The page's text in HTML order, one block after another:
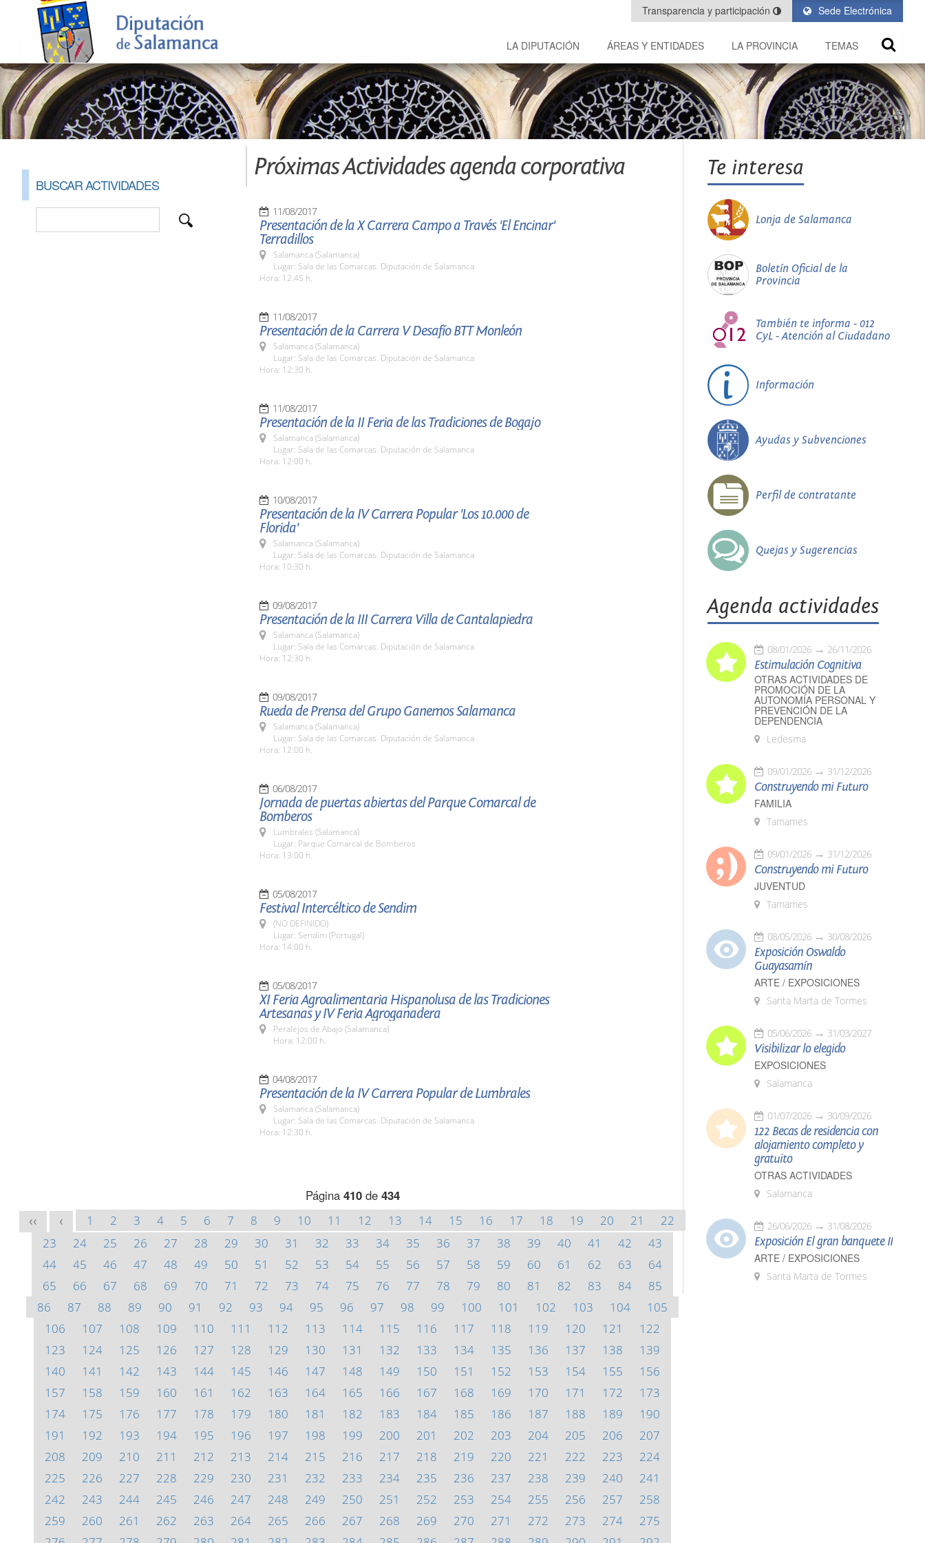
Sede Electrónica
Transparencia y participación
LA DIPUTACIÓN ÁREAS Y ENTIDADES LA PROVINCIA TEMAS
BUSCAR ACTIVIDADES
Próximas Actividades agenda corporativa
11/08/2017
Presentación de la X Carrera Campo a Través 'El Encinar'
Terradillos
Salamanca (Salamanca)
Lugar: Sala de las Comarcas. Diputación de Salamanca
Hora: 12:45 h.
11/08/2017
Presentación de la Carrera V Desafío BTT Monleón
Salamanca (Salamanca)
Lugar: Sala de las Comarcas. Diputación de Salamanca
Hora: 12:30 h.
11/08/2017
Presentación de la II Feria de las Tradiciones de Bogajo
Salamanca (Salamanca)
Lugar: Sala de las Comarcas. Diputación de Salamanca
Hora: 12:00 h.
10/08/2017
Presentación de la IV Carrera Popular 'Los 10.000 de
Florida'
Salamanca (Salamanca)
Lugar: Sala de las Comarcas. Diputación de Salamanca
Hora: 10:30 h.
09/08/2017
Presentación de la III Carrera Villa de Cantalapiedra
Salamanca (Salamanca)
Lugar: Sala de las Comarcas. Diputación de Salamanca
Hora: 12:30 h.
09/08/2017
Rueda de Prensa del Grupo Ganemos Salamanca
Salamanca (Salamanca)
Lugar: Sala de las Comarcas. Diputación de Salamanca
Hora: 12:00 h.
06/08/2017
Jornada de puertas abiertas del Parque Comarcal de
Bomberos
Lumbrales (Salamanca)
Lugar: Parque Comarcal de Bomberos
Hora: 13:00 h.
05/08/2017
Festival Intercéltico de Sendim
(NO DEFINIDO)
Lugar: Sendim (Portugal)
Hora: 14:00 h.
05/08/2017
XI Feria Agroalimentaria Hispanolusa de las Tradiciones
Artesanas y IV Feria Agroganadera
Peralejos de Abajo (Salamanca)
Hora: 12:00 h.
04/08/2017
Presentación de la IV Carrera Popular de Lumbrales
Salamanca (Salamanca)
Lugar: Sala de las Comarcas. Diputación de Salamanca
Hora: 12:30 h.
Página 410de 434
<< < 1 2 3 4 5 6 7 8 9 10 11 12 13 14 15 16 17 18 19 20 21
22
23
24 25 26 27 28 29 30 31 32 33 34 35 36 37 38 39 40 41 42
43
44
45 46 47 48 49 50 51 52 53 54 55 56 57 58 59 60 61 62 63
64
65
66 67 68 69 70 71 72 73 74 75 76 77 78 79 80 81 82 83 84
85
86
87 88 89 90 91 92 93 94 95 96 97 98 99 100 101 102 103 104
105
106
107 108 109 110 111 112 113 114 115 116 117 118 119 120 121
122
123
124 125 126 127 128 129 130 131 132 133 134 135 136 137 138
139
140
141 142 143 144 145 146 147 148 149 150 151 152 153 154 155
156
157
158 159 160 161 162 163 164 165 166 167 168 169 170 171 172
173
174
175 176 177 178 179 180 181 182 183 184 185 186 187 188 189
190
191
192 193 194 195 196 197 198 199 200 201 202 203 204 205 206
207
208
209 210 211 212 213 214 215 216 217 218 219 220 221 222 223
224
225
226 227 228 229 230 231 232 233 234 235 236 237 238 239 240
241
242
243 244 245 246 247 248 249 250 251 252 253 254 255 256 257
258
259
260 261 262 263 264 265 266 267 268 269 270 271 272 273 274
275
Te interesa
Lonja de Salamanca
Boletín Oficial de la
Provincia
También te informa - 012
CyL - Atención al Ciudadano
Información
Ayudas y Subvenciones
Perfil de contratante
Quejas y Sugerencias
Agenda actividades
08/01/2026 26/11/2026
Estimulación Cognitiva
OTRAS ACTIVIDADES DE
PROMOCIÓN DE LA
AUTONOMÍA PERSONAL Y
PREVENCIÓN DE LA
DEPENDENCIA
Ledesma
09/01/2026 31/12/2026
Construyendo mi Futuro
FAMILIA
Tamames
09/01/2026 31/12/2026
Construyendo mi Futuro
JUVENTUD
Tamames
08/05/2026 30/08/2026
Exposición Oswaldo
Guayasamín
ARTE / EXPOSICIONES
Santa Marta de Tormes
05/06/2026 31/03/2027
Visibilizar lo elegido
EXPOSICIONES
Salamanca
01/07/2026 30/09/2026
122 Becas de residencia con
alojamiento completo y
gratuito
OTRAS ACTIVIDADES
Salamanca
26/06/2026 31/08/2026
Exposición El gran banquete II
ARTE / EXPOSICIONES
Santa Marta de Tormes